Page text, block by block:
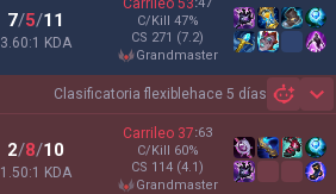
7/5/11
3.60:1 KDA
Carrileo 53
C/Kill 47%
CS 271 (7.2)
grandmaster
Clasificatoria flexiblehace 5 días
2/8/10
1.50:1 KDA
Carrileo 37:63
C/Kill 60%
CS 114 (4.1)
grandmaster